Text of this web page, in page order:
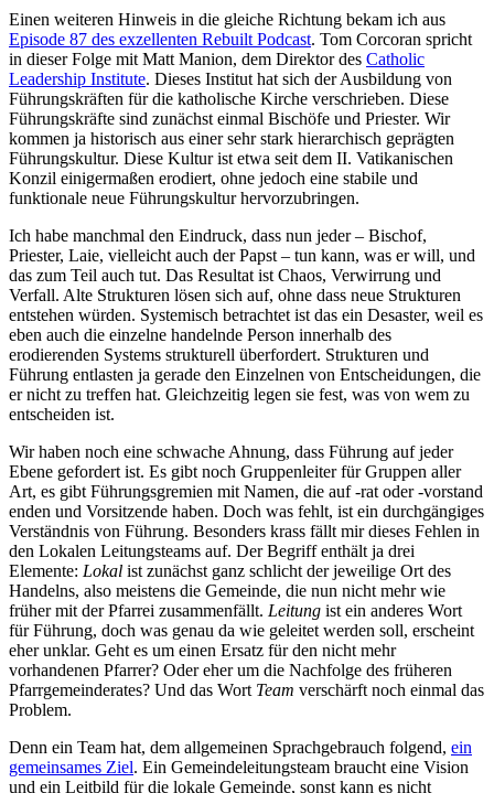
Einen weiteren Hinweis in die gleiche Richtung bekam ich aus
Episode 87 des exzellenten Rebuilt Podcast. Tom Corcoran spricht
in dieser Folge mit Matt Manion, dem Direktor des Catholic
Leadership Institute. Dieses Institut hat sich der Ausbildung von
Führungskräften für die katholische Kirche verschrieben. Diese
Führungskräfte sind zunächst einmal Bischöfe und Priester. Wir
kommen ja historisch aus einer sehr stark hierarchisch geprägten
Führungskultur. Diese Kultur ist etwa seit dem II. Vatikanischen
Konzil einigermaßen erodiert, ohne jedoch eine stabile und
funktionale neue Führungskultur hervorzubringen.
Ich habe manchmal den Eindruck, dass nun jeder – Bischof,
Priester, Laie, vielleicht auch der Papst – tun kann, was er will, und
das zum Teil auch tut. Das Resultat ist Chaos, Verwirrung und
Verfall. Alte Strukturen lösen sich auf, ohne dass neue Strukturen
entstehen würden. Systemisch betrachtet ist das ein Desaster, weil es
eben auch die einzelne handelnde Person innerhalb des
erodierenden Systems strukturell überfordert. Strukturen und
Führung entlasten ja gerade den Einzelnen von Entscheidungen, die
er nicht zu treffen hat. Gleichzeitig legen sie fest, was von wem zu
entscheiden ist.
Wir haben noch eine schwache Ahnung, dass Führung auf jeder
Ebene gefordert ist. Es gibt noch Gruppenleiter für Gruppen aller
Art, es gibt Führungsgremien mit Namen, die auf -rat oder -vorstand
enden und Vorsitzende haben. Doch was fehlt, ist ein durchgängiges
Verständnis von Führung. Besonders krass fällt mir dieses Fehlen in
den Lokalen Leitungsteams auf. Der Begriff enthält ja drei
Elemente: Lokal ist zunächst ganz schlicht der jeweilige Ort des
Handelns, also meistens die Gemeinde, die nun nicht mehr wie
früher mit der Pfarrei zusammenfällt. Leitung ist ein anderes Wort
für Führung, doch was genau da wie geleitet werden soll, erscheint
eher unklar. Geht es um einen Ersatz für den nicht mehr
vorhandenen Pfarrer? Oder eher um die Nachfolge des früheren
Pfarrgemeinderates? Und das Wort Team verschärft noch einmal das
Problem.
Denn ein Team hat, dem allgemeinen Sprachgebrauch folgend, ein
gemeinsames Ziel. Ein Gemeindeleitungsteam braucht eine Vision
und ein Leitbild für die lokale Gemeinde, sonst kann es nicht